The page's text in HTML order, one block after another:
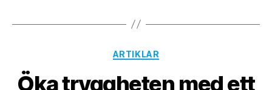
Kategorier
ARTIKLAR
Öka tryggheten med ett